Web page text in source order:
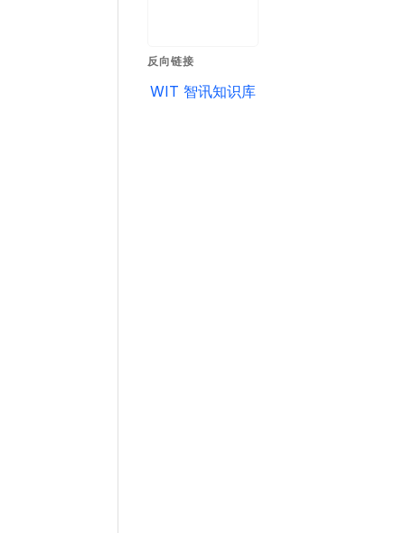
反向链接
WIT 智讯知识库